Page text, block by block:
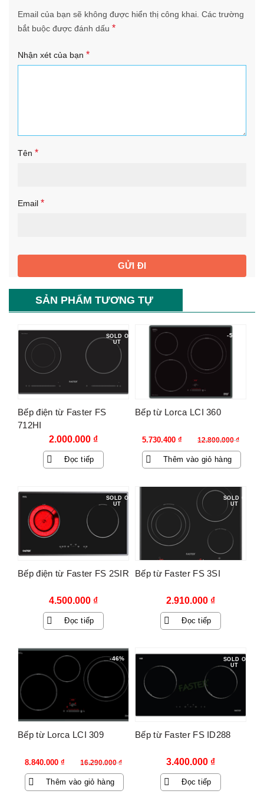
Email của bạn sẽ không được hiển thị công khai. Các trường
bắt buộc được đánh dấu *
Nhận xét của bạn *
Tên *
Email *
SẢN PHẨM TƯƠNG TỰ
SOLD O
UT
Bếp điện từ Faster FS
712HI
2.000.000 ₫
Đọc tiếp
-55%
Bếp từ Lorca LCI 360
12.800.000₫
Giá
gốc
là:
5.730.400 ₫
Giá
hiện
tại
Thêm vào giỏ hàng
SOLD O
UT
Bếp điện từ Faster FS 2SIR
4.500.000 ₫
Đọc tiếp
SOLD O
UT
Bếp từ Faster FS 3SI
2.910.000 ₫
Đọc tiếp
-46%
Bếp từ Lorca LCI 309
16.290.000₫
Giá
gốc
là:
8.840.000 ₫
Giá
hiện
tại
Thêm vào giỏ hàng
SOLD O
UT
Bếp từ Faster FS ID288
3.400.000 ₫
Đọc tiếp